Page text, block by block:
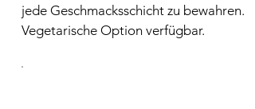
jede Geschmacksschicht zu bewahren.
Vegetarische Option verfügbar.